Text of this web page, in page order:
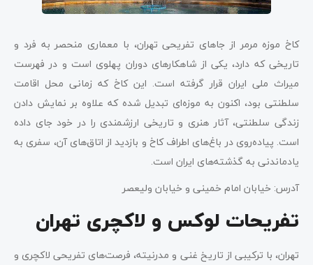
کاخ موزه مرمر از جاهای تفریحی تهران، با معماری منحصر به فرد و
تاریخی که دارد، یکی از شاهکارهای دوران پهلوی است و در فهرست
میراث ملی ایران قرار گرفته است. این کاخ که زمانی محل اقامت
سلطنتی بود، اکنون به موزه‌ای تبدیل شده که علاوه بر نمایش دادن
زندگی سلطنتی، آثار هنری و تاریخی ارزشمندی را در خود جای داده
است. پیاده‌روی در باغ‌های اطراف کاخ و بازدید از اتاق‌های آن، سفری به
یادماندنی به گذشته‌های ایران است.
آدرس: خیابان امام خمینی و خیابان ولیعصر
تفریحات لوکس و لاکچری تهران
تهران، با ترکیبی از تاریخ غنی و مدرنیته، فرصت‌های تفریحی لاکچری و